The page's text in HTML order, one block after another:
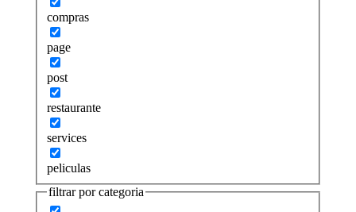
compras
page
post
restaurante
services
peliculas
filtrar por categoria